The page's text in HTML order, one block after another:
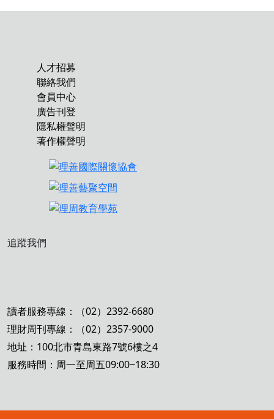
人才招募
聯絡我們
會員中心
廣告刊登
隱私權聲明
著作權聲明
追蹤我們
讀者服務專線：（02）2392-6680
理財周刊專線：（02）2357-9000
地址：100北市青島東路7號6樓之4
服務時間：周一至周五09:00~18:30